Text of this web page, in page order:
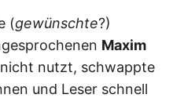
(gewünschte?)
Maxim
nutzt, schwappte
und Leser schnell